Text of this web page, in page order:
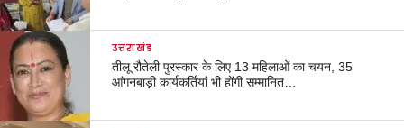
उत्तराखंड
तीलू रौतेली पुरस्कार के लिए 13 महिलाओं का चयन, 35
आंगनबाड़ी कार्यकर्तियां भी होंगी सम्मानित…